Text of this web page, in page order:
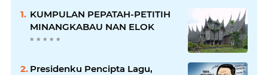
KUMPULAN PEPATAH-PETITIH
MINANGKABAU NAN ELOK
Presidenku Pencipta Lagu,